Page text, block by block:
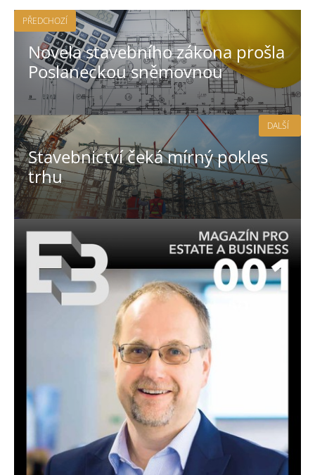
PŘEDCHOZÍ
Novela stavebního zákona prošla
Poslaneckou sněmovnou
Stavebnictví čeká mírný pokles
trhu
DALŠÍ